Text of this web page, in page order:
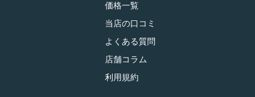
価格一覧
当店の口コミ
よくある質問
店舗コラム
利用規約